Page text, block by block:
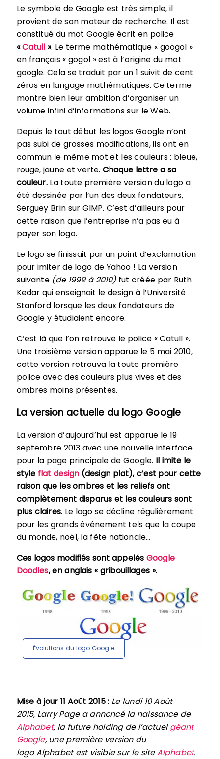
Le symbole de Google est très simple, il
provient de son moteur de recherche. Il est
constitué du mot Google écrit en police
«Catull ». Le terme mathématique « googol »
en français « gogol » est à l’origine du mot
google. Cela se traduit par un 1 suivit de cent
zéros en langage mathématiques. Ce terme
montre bien leur ambition d’organiser un
volume infini d’informations sur le Web.
Depuis le tout début les logos Google n’ont
pas subi de grosses modifications, ils ont en
commun le même mot et les couleurs : bleue,
rouge, jaune et verte.Chaque lettre a sa
couleur. La toute première version du logo a
été dessinée par l’un des deux fondateurs,
Serguey Brin sur GIMP. C’est d’ailleurs pour
cette raison que l’entreprise n’a pas eu à
payer son logo.
Le logo se finissait par un point d’exclamation
pour imiter de logo de Yahoo ! La version
suivante (de 1999 à 2010)fut créée par Ruth
Kedar qui enseignait le design à l’Université
Stanford lorsque les deux fondateurs de
Google y étudiaient encore.
C’est là que l’on retrouve le police « Catull ».
Une troisième version apparue le 5 mai 2010,
cette version retrouva la toute première
police avec des couleurs plus vives et des
ombres moins présentes.
La version actuelle du logo Google
La version d’aujourd’hui est apparue le 19
septembre 2013 avec une nouvelle interface
pour la page principale de Google. Il imite le
style flat design (design plat), c’est pour cette
raison que les ombres et les reliefs ont
complètement disparus et les couleurs sont
plus claires. Le logo se décline régulièrement
pour les grands événement tels que la coupe
du monde, noël, la fête nationale…
Ces logos modifiés sont appelés Google
Doodles, en anglais « gribouillages ».
Évolutions du logo Google
Mise à jour 11 Août 2015 : Le lundi 10 Août
2015, Larry Page a annoncé la naissance de
Alphabet, la future holding de l’actuelgéant
Google, une première version du
logo Alphabet est visible sur le siteAlphabet.